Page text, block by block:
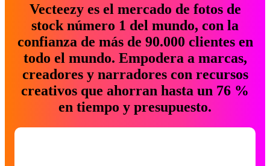
Vecteezy es el mercado de fotos de
stock número 1 del mundo, con la
confianza de más de 90.000 clientes en
todo el mundo. Empodera a marcas,
creadores y narradores con recursos
creativos que ahorran hasta un 76 %
en tiempo y presupuesto.